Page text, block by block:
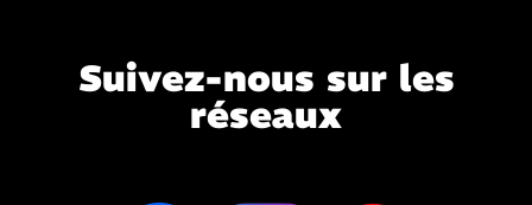
Suivez-nous sur les
réseaux